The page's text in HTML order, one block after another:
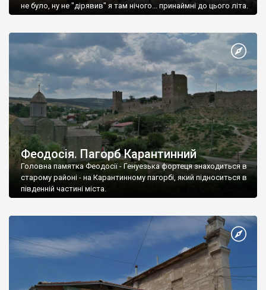
не було, ну не "дірявив" я там нічого... принаймні до цього літа.
Феодосія. Пагорб Карантинний
Головна памятка Феодосії - Генуезька фортеця знаходиться в
старому районі - на Карантинному пагорбі, який підноситься в
південній частині міста.